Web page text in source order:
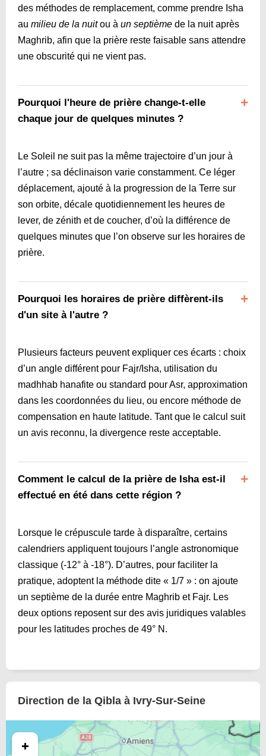
des méthodes de remplacement, comme prendre Isha
au milieu de la nuitou à un septième de la nuit après
Maghrib, afin que la prière reste faisable sans attendre
une obscurité qui ne vient pas.
Pourquoi l'heure de prière change-t-elle
chaque jour de quelques minutes ?
Le Soleil ne suit pas la même trajectoire d’un jour à
l’autre ; sa déclinaison varie constamment. Ce léger
déplacement, ajouté à la progression de la Terre sur
son orbite, décale quotidiennement les heures de
lever, de zénith et de coucher, d’où la différence de
quelques minutes que l’on observe sur les horaires de
prière.
Pourquoi les horaires de prière diffèrent-ils
d'un site à l'autre ?
Plusieurs facteurs peuvent expliquer ces écarts : choix
d’un angle différent pour Fajr/Isha, utilisation du
madhhab hanafite ou standard pour Asr, approximation
dans les coordonnées du lieu, ou encore méthode de
compensation en haute latitude. Tant que le calcul suit
un avis reconnu, la divergence reste acceptable.
Comment le calcul de la prière de Isha est-il
effectué en été dans cette région ?
Lorsque le crépuscule tarde à disparaître, certains
calendriers appliquent toujours l’angle astronomique
classique (-12° à ‑18°). D’autres, pour faciliter la
pratique, adoptent la méthode dite « 1/7 » : on ajoute
un septième de la durée entre Maghrib et Fajr. Les
deux options reposent sur des avis juridiques valables
pour les latitudes proches de 49° N.
Direction de la Qibla à Ivry-Sur-Seine
+